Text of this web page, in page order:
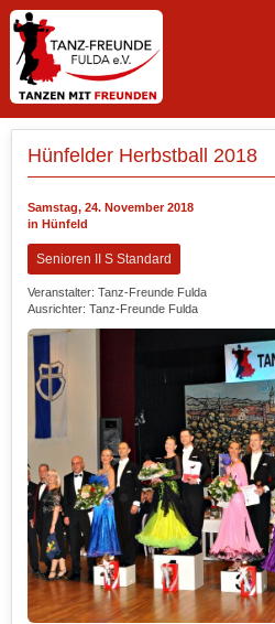
Hünfelder Herbstball 2018
Samstag, 24. November 2018
in Hünfeld
Senioren II S Standard
Veranstalter: Tanz-Freunde Fulda
Ausrichter: Tanz-Freunde Fulda